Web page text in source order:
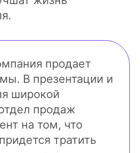
продает
В презентации и
широкой
продаж
на том, что
тратить